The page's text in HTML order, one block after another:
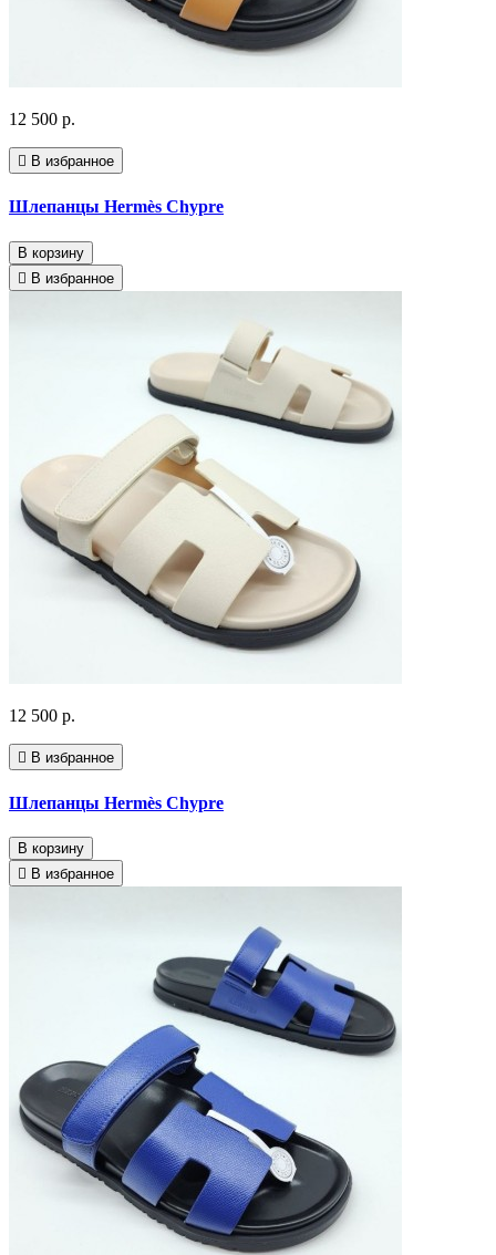
12 500 р.
В избранное
Шлепанцы Hermès Chypre
В корзину
В избранное
12 500 р.
В избранное
Шлепанцы Hermès Chypre
В корзину
В избранное